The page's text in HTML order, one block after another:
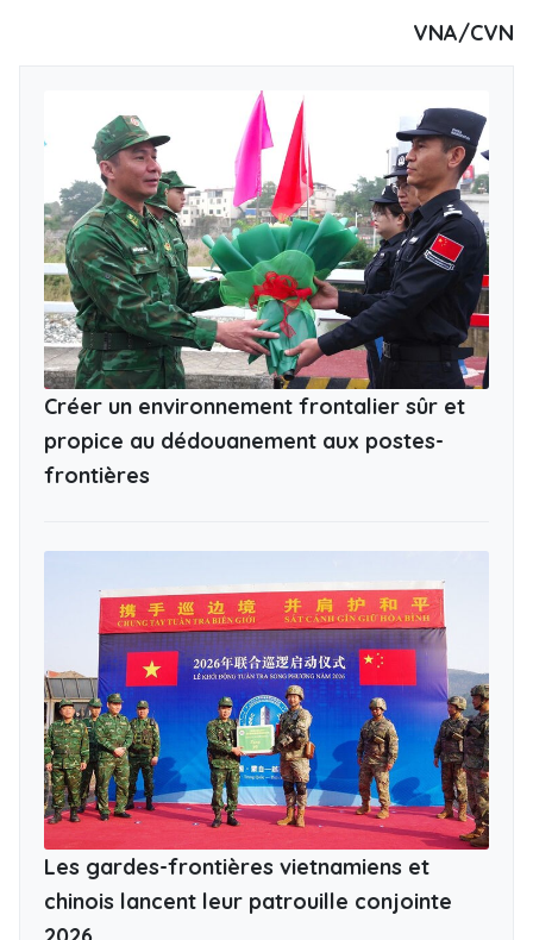
VNA/CVN
Créer un environnement frontalier sûr et
propice au dédouanement aux postes-
frontières
Les gardes-frontières vietnamiens et
chinois lancent leur patrouille conjointe